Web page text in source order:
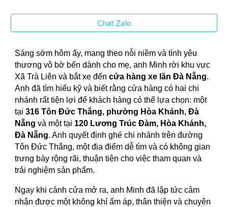
Chat Zalo
Sáng sớm hôm ấy, mang theo nỗi niềm và tình yêu
thương vô bờ bến dành cho mẹ, anh Minh rời khu vực
Xã Trà Liên và bắt xe đếncửa hàng xe lăn Đà Nẵng.
Anh đã tìm hiểu kỹ và biết rằng cửa hàng có hai chi
nhánh rất tiện lợi để khách hàng có thể lựa chọn: một
tại316 Tôn Đức Thắng, phường Hòa Khánh, Đà
Nẵng và một tại 120 Lương Trúc Đàm, Hòa Khánh,
Đà Nẵng. Anh quyết định ghé chi nhánh trên đường
Tôn Đức Thắng, một địa điểm dễ tìm và có không gian
trưng bày rộng rãi, thuận tiện cho việc tham quan và
trải nghiệm sản phẩm.
Ngay khi cánh cửa mở ra, anh Minh đã lập tức cảm
nhận được một không khí ấm áp, thân thiện và chuyên